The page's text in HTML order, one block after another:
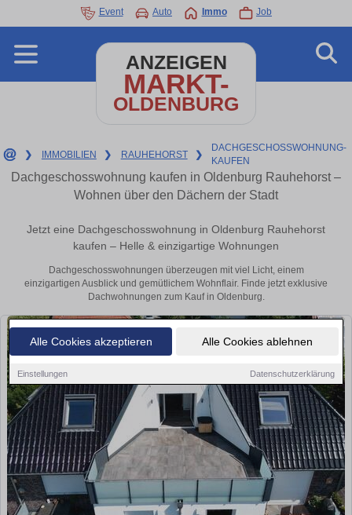
Alle Cookies akzeptieren Alle Cookies ablehnen
Einstellungen Datenschutzerklärung
Event Auto Immo Job
ANZEIGEN
MARKT-
OLDENBURG
❯ IMMOBILIEN ❯ RAUHEHORST ❯
DACHGESCHOSSWOHNUNG-
KAUFEN
Dachgeschosswohnung kaufen in Oldenburg Rauhehorst –
Wohnen über den Dächern der Stadt
Jetzt eine Dachgeschosswohnung in Oldenburg Rauhehorst
kaufen – Helle & einzigartige Wohnungen
Dachgeschosswohnungen überzeugen mit viel Licht, einem
einzigartigen Ausblick und gemütlichem Wohnflair. Finde jetzt exklusive
Dachwohnungen zum Kauf in Oldenburg.